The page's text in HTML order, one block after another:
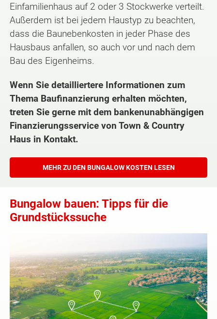
Einfamilienhaus auf 2 oder 3 Stockwerke verteilt.
Außerdem ist bei jedem Haustyp zu beachten,
dass die Baunebenkosten in jeder Phase des
Hausbaus anfallen, so auch vor und nach dem
Bau des Eigenheims.
Wenn Sie detailliertere Informationen zum
Thema Baufinanzierung erhalten möchten,
treten Sie gerne mit dem bankenunabhängigen
Finanzierungsservice von Town & Country
Haus in Kontakt.
MEHR ZU DEN BUNGALOW KOSTEN LESEN
Bungalow bauen: Tipps für die
Grundstückssuche